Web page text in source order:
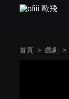
首頁 > 戲劇 >